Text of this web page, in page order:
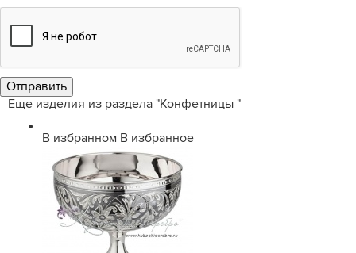
Еще изделия из раздела "Конфетницы "
В избранном В избранное